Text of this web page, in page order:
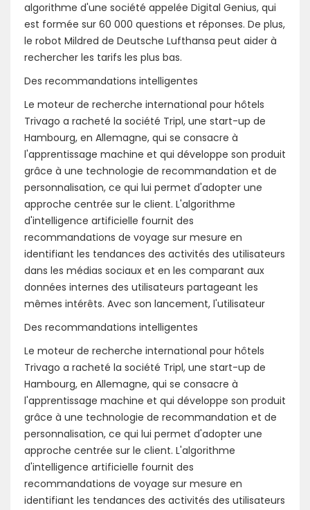
algorithme d'une société appelée Digital Genius, qui
est formée sur 60 000 questions et réponses. De plus,
le robot Mildred de Deutsche Lufthansa peut aider à
rechercher les tarifs les plus bas.
Des recommandations intelligentes
Le moteur de recherche international pour hôtels
Trivago a racheté la société Tripl, une start-up de
Hambourg, en Allemagne, qui se consacre à
l'apprentissage machine et qui développe son produit
grâce à une technologie de recommandation et de
personnalisation, ce qui lui permet d'adopter une
approche centrée sur le client. L'algorithme
d'intelligence artificielle fournit des
recommandations de voyage sur mesure en
identifiant les tendances des activités des utilisateurs
dans les médias sociaux et en les comparant aux
données internes des utilisateurs partageant les
mêmes intérêts. Avec son lancement, l'utilisateur
Des recommandations intelligentes
Le moteur de recherche international pour hôtels
Trivago a racheté la société Tripl, une start-up de
Hambourg, en Allemagne, qui se consacre à
l'apprentissage machine et qui développe son produit
grâce à une technologie de recommandation et de
personnalisation, ce qui lui permet d'adopter une
approche centrée sur le client. L'algorithme
d'intelligence artificielle fournit des
recommandations de voyage sur mesure en
identifiant les tendances des activités des utilisateurs